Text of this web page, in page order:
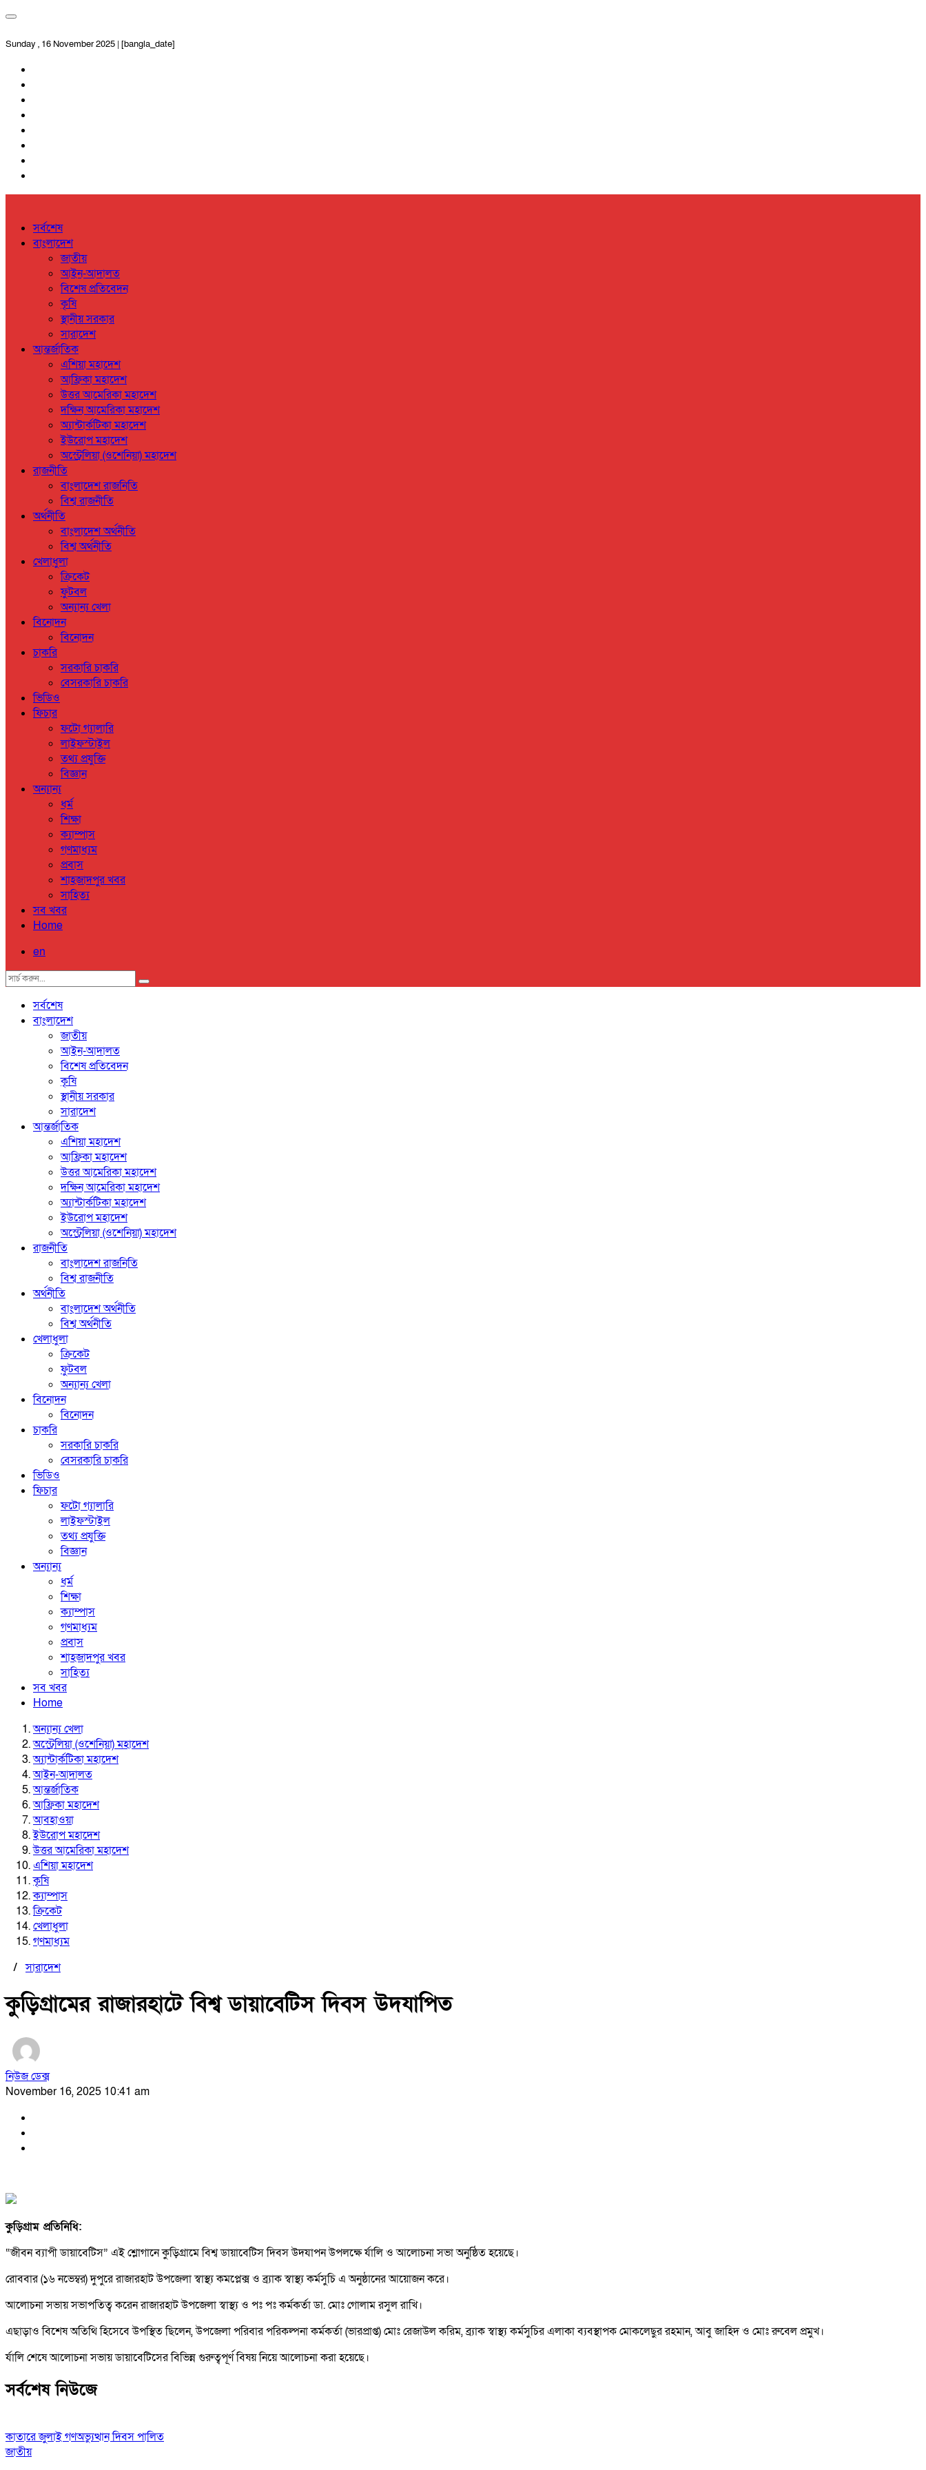
Sunday , 16 November 2025 | [bangla_date]
সর্বশেষ
বাংলাদেশ
জাতীয়
আইন-আদালত
বিশেষ প্রতিবেদন
কৃষি
স্থানীয় সরকার
সারাদেশ
আন্তর্জাতিক
এশিয়া মহাদেশ
আফ্রিকা মহাদেশ
উত্তর আমেরিকা মহাদেশ
দক্ষিন আমেরিকা মহাদেশ
অ্যান্টার্কটিকা মহাদেশ
ইউরোপ মহাদেশ
অস্ট্রেলিয়া (ওশেনিয়া) মহাদেশ
রাজনীতি
বাংলাদেশ রাজনিতি
বিশ্ব রাজনীতি
অর্থনীতি
বাংলাদেশ অর্থনীতি
বিশ্ব অর্থনীতি
খেলাধুলা
ক্রিকেট
ফুটবল
অন্যান্য খেলা
বিনোদন
বিনোদন
চাকরি
সরকারি চাকরি
বেসরকারি চাকরি
ভিডিও
ফিচার
ফটো গ্যালারি
লাইফস্টাইল
তথ্য প্রযুক্তি
বিজ্ঞান
অন্যান্য
ধর্ম
শিক্ষা
ক্যাম্পাস
গণমাধ্যম
প্রবাস
শাহজাদপুর খবর
সাহিত্য
সব খবর
Home
en
সর্বশেষ
বাংলাদেশ
জাতীয়
আইন-আদালত
বিশেষ প্রতিবেদন
কৃষি
স্থানীয় সরকার
সারাদেশ
আন্তর্জাতিক
এশিয়া মহাদেশ
আফ্রিকা মহাদেশ
উত্তর আমেরিকা মহাদেশ
দক্ষিন আমেরিকা মহাদেশ
অ্যান্টার্কটিকা মহাদেশ
ইউরোপ মহাদেশ
অস্ট্রেলিয়া (ওশেনিয়া) মহাদেশ
রাজনীতি
বাংলাদেশ রাজনিতি
বিশ্ব রাজনীতি
অর্থনীতি
বাংলাদেশ অর্থনীতি
বিশ্ব অর্থনীতি
খেলাধুলা
ক্রিকেট
ফুটবল
অন্যান্য খেলা
বিনোদন
বিনোদন
চাকরি
সরকারি চাকরি
বেসরকারি চাকরি
ভিডিও
ফিচার
ফটো গ্যালারি
লাইফস্টাইল
তথ্য প্রযুক্তি
বিজ্ঞান
অন্যান্য
ধর্ম
শিক্ষা
ক্যাম্পাস
গণমাধ্যম
প্রবাস
শাহজাদপুর খবর
সাহিত্য
সব খবর
Home
অন্যান্য খেলা
অস্ট্রেলিয়া (ওশেনিয়া) মহাদেশ
অ্যান্টার্কটিকা মহাদেশ
আইন-আদালত
আন্তর্জাতিক
আফ্রিকা মহাদেশ
আবহাওয়া
ইউরোপ মহাদেশ
উত্তর আমেরিকা মহাদেশ
এশিয়া মহাদেশ
কৃষি
ক্যাম্পাস
ক্রিকেট
খেলাধুলা
গণমাধ্যম
/সারাদেশ
কুড়িগ্রামের রাজারহাটে বিশ্ব ডায়াবেটিস দিবস উদযাপিত
নিউজ ডেক্স
November 16, 2025 10:41 am
কুড়িগ্রাম প্রতিনিধি:
“জীবন ব্যাপী ডায়াবেটিস” এই শ্লোগানে কুড়িগ্রামে বিশ্ব ডায়াবেটিস দিবস উদযাপন উপলক্ষে র্যালি ও আলোচনা সভা অনুষ্ঠিত হয়েছে।
রোববার (১৬ নভেম্বর) দুপুরে রাজারহাট উপজেলা স্বাস্থ্য কমপ্লেক্স ও ব্র্যাক স্বাস্থ্য কর্মসুচি এ অনুষ্ঠানের আয়োজন করে।
আলোচনা সভায় সভাপতিত্ব করেন রাজারহাট উপজেলা স্বাস্থ্য ও পঃ পঃ কর্মকর্তা ডা. মোঃ গোলাম রসুল রাখি।
এছাড়াও বিশেষ অতিথি হিসেবে উপস্থিত ছিলেন, উপজেলা পরিবার পরিকল্পনা কর্মকর্তা (ভারপ্রাপ্ত) মোঃ রেজাউল করিম, ব্র্যাক স্বাস্থ্য কর্মসুচির এলাকা ব্যবস্থাপক মোকলেছুর রহমান, আবু জাহিদ ও মোঃ রুবেল প্রমুখ।
র্যালি শেষে আলোচনা সভায় ডায়াবেটিসের বিভিন্ন গুরুত্বপূর্ণ বিষয় নিয়ে আলোচনা করা হয়েছে।
সর্বশেষ নিউজে
কাতারে জুলাই গণঅভ্যুত্থান দিবস পালিত
জাতীয়